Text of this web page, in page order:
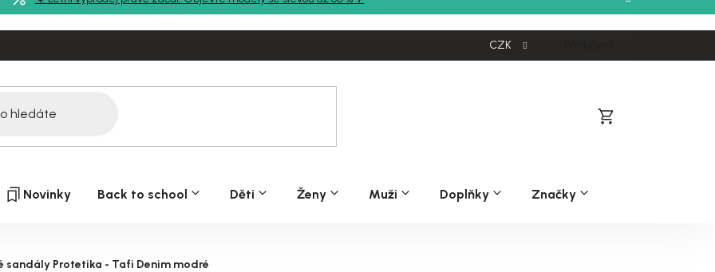
CZK
Nákupní
Novinky Back to school Děti Ženy Muži Doplňky Značky
sandály Protetika - Tafi Denim modré